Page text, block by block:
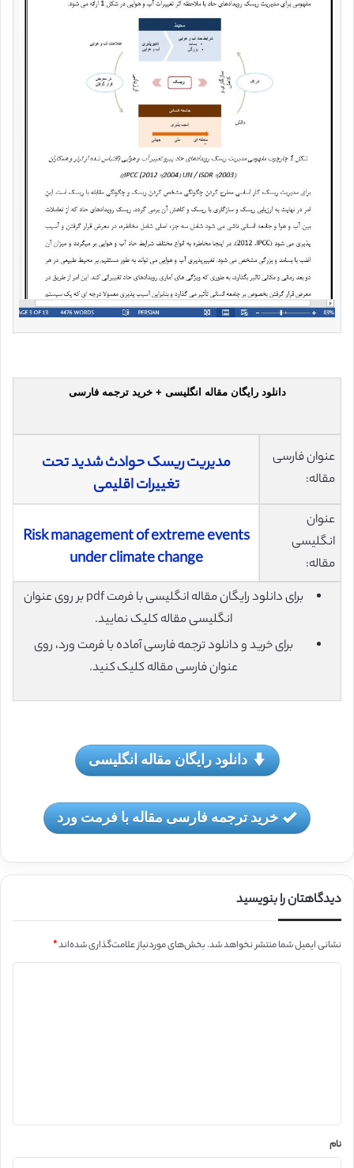
دانلود رایگان مقاله انگلیسی + خرید ترجمه فارسی
عنوان فارسی
مقاله:
مدیریت ریسک حوادث شدید تحت
تغییرات اقلیمی
عنوان
انگلیسی
مقاله:
Risk management of extreme events
under climate change
برای دانلود رایگان مقاله انگلیسی با فرمت pdf بر روی عنوان
انگلیسی مقاله کلیک نمایید.
برای خرید و دانلود ترجمه فارسی آماده با فرمت ورد، روی
عنوان فارسی مقاله کلیک کنید.
دانلود رایگان مقاله انگلیسی
خرید ترجمه فارسی مقاله با فرمت ورد
دیدگاهتان را بنویسید
نشانی ایمیل شما منتشر نخواهد شد.بخش‌های موردنیاز علامت‌گذاری شده‌اند*
نام